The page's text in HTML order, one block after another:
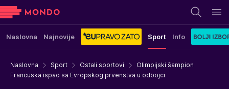
Naslovna Najnovije Sport Info
Naslovna Sport Ostali sportovi
Olimpijski šampion
Francuska ispao sa Evropskog prvenstva u odbojci